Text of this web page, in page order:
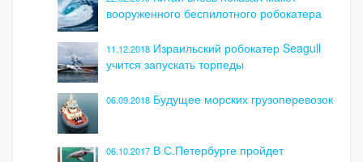
вооруженного беспилотного робокатера
11.12.2018 Израильский робокатер Seagull
учится запускать торпеды
06.09.2018 Будущее морских грузоперевозок
06.10.2017 В С.Петербурге пройдет